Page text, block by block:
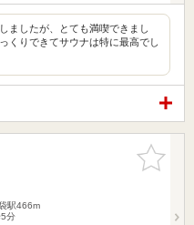
ましたが、とても満喫できまし
くりできてサウナは特に最高でし
お気に入
りに追加
駅466m
分